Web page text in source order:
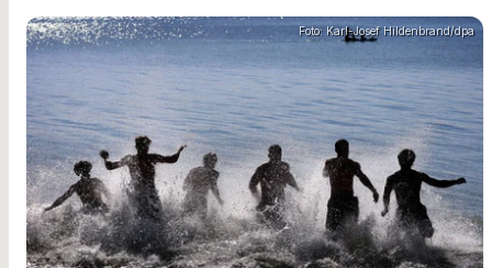
Foto: Karl-Josef Hildenbrand/dpa